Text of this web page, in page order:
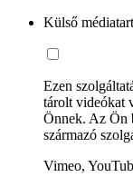
Külső
Ezen
tárolt videókat
Önnek. Az Ön
származó
Vimeo,